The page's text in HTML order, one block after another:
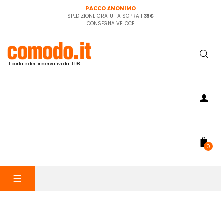
PACCO ANONIMO
SPEDIZIONE GRATUITA SOPRA I 39€
CONSEGNA VELOCE
il portale dei preservativi dal 1998
0
navigazione
☰